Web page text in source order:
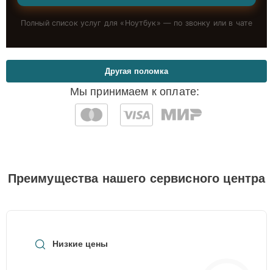
Полный список услуг для « Ноутбук » — по звонку или в чате
Мы принимаем к оплате:
Другая поломка
Преимущества нашего сервисного центра
Низкие цены